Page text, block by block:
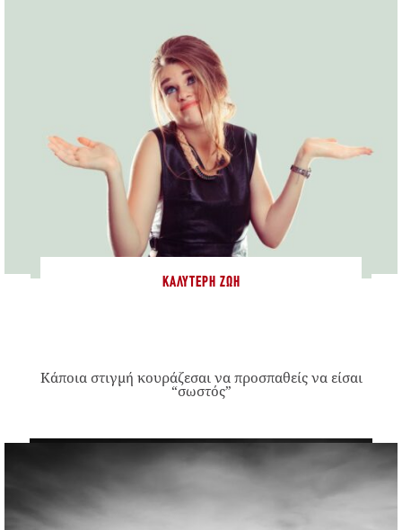
ΚΑΛΎΤΕΡΗ ΖΩΉ
Κάποια στιγμή κουράζεσαι να προσπαθείς να είσαι
“σωστός”